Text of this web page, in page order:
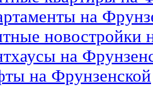
на
новостройки
на
на Фрунзенской